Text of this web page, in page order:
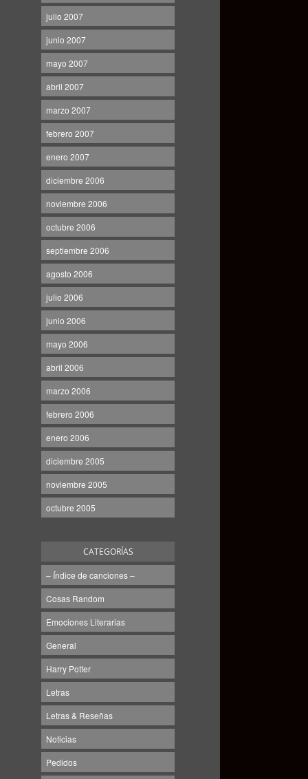
julio 2007
junio 2007
mayo 2007
abril 2007
marzo 2007
febrero 2007
enero 2007
diciembre 2006
noviembre 2006
octubre 2006
septiembre 2006
agosto 2006
julio 2006
junio 2006
mayo 2006
abril 2006
marzo 2006
febrero 2006
enero 2006
diciembre 2005
noviembre 2005
octubre 2005
CATEGORÍAS
– Índice de canciones –
Cosas Random
Emociones Literarias
General
Harry Potter
Letras
Letras & Reseñas
Noticias
Pedidos